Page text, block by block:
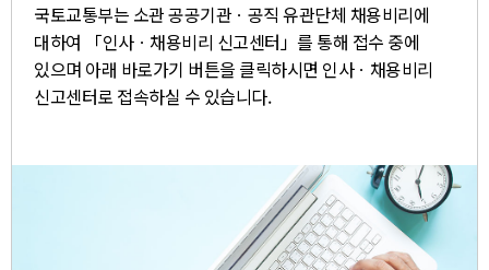
국토교통부는 소관 공공기관ㆍ공직 유관단체 채용비리에
대하여 「인사ㆍ채용비리 신고센터」를 통해 접수 중에
있으며 아래 바로가기 버튼을 클릭하시면 인사ㆍ채용비리
신고센터로 접속하실 수 있습니다.